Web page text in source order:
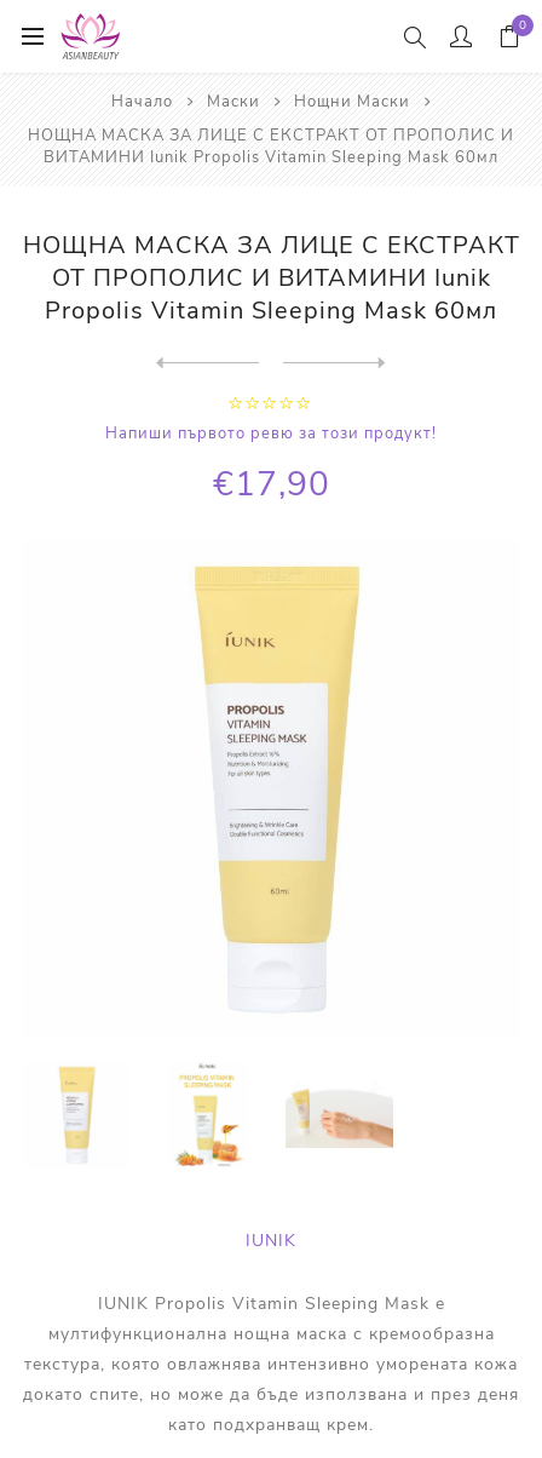
0
Начало Маски
Нощни Маски
НОЩНА МАСКА ЗА ЛИЦЕ С ЕКСТРАКТ ОТ ПРОПОЛИС И
ВИТАМИНИ Iunik Propolis Vitamin Sleeping Mask 60мл
НОЩНА МАСКА ЗА ЛИЦЕ С ЕКСТРАКТ
ОТ ПРОПОЛИС И ВИТАМИНИ Iunik
Propolis Vitamin Sleeping Mask 60мл
Напиши първото ревю за този продукт!
€17,90
IUNIK
IUNIK Propolis Vitamin Sleeping Mask е
мултифункционална нощна маска с кремообразна
текстура, която овлажнява интензивно уморената кожа
докато спите, но може да бъде използвана и през деня
като подхранващ крем.